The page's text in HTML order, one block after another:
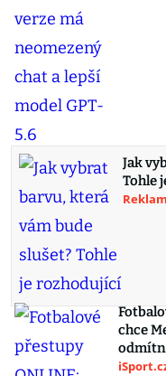
Jak
Tohle
chce